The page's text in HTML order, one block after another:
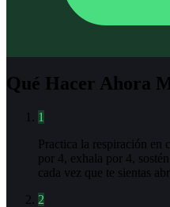
Qué Hacer Ahora
1
Practica la respiración en
por 4, exhala por 4,
cada vez que te sientas
2